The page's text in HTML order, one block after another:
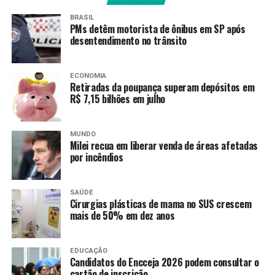
geração de renda e à
transição ecológica”,
comentou o secretário-
executivo ao destacar a
importância do apoio
financeiro do Banco do
Brics para a ampliação e
modernização da
infraestrutura cultural e
criativa do Brasil.
Tavares ainda aproveitou o encontro para
apresentar a Dilma o
destreamingque o governo federal lançou no
BRASIL
PMs detêm motorista de ônibus em SP após
desentendimento no trânsito
ECONOMIA
Retiradas da poupança superam depósitos em
R$ 7,15 bilhões em julho
MUNDO
Milei recua em liberar venda de áreas afetadas
por incêndios
SAÚDE
Cirurgias plásticas de mama no SUS crescem
mais de 50% em dez anos
EDUCAÇÃO
Candidatos do Encceja 2026 podem consultar o